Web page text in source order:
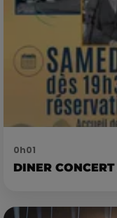
0h01
DINER